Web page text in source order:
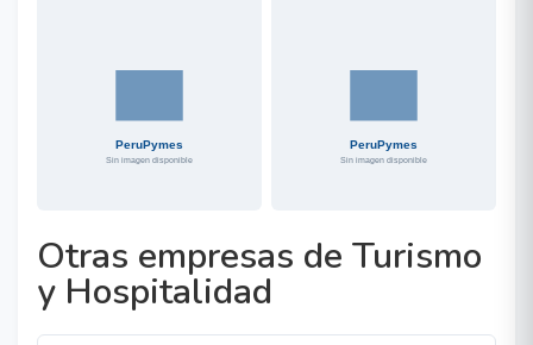
Otras empresas de Turismo
y Hospitalidad